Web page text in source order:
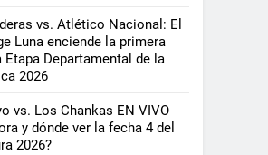
vs. Atlético Nacional: El
Luna enciende la primera
Etapa Departamental de la
2026
vs. Los Chankas EN VIVO
y dónde ver la fecha 4 del
2026?